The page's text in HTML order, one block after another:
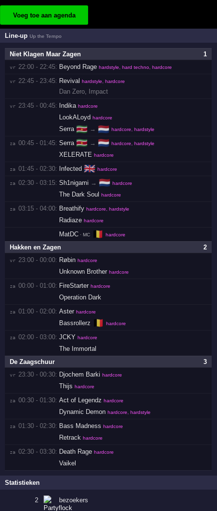
Voeg toe aan agenda
Line-upUp the Tempo
1
Niet Klagen Maar Zagen
vr 22:00 - 22:45: Beyond Rage hardstyle, hard techno, hardcore
vr 22:45 - 23:45: Revival hardstyle, hardcore
Dan Zero Impact
vr 23:45 - 00:45: Indika hardcore
LookALoyd hardcore
Serra 🇸🇷 → 🇳🇱 hardcore, hardstyle
za 00:45 - 01:45: Serra 🇸🇷 → 🇳🇱 hardcore, hardstyle
XELERATE hardcore
za 01:45 - 02:30: Infected 🇬🇧 hardcore
za 02:30 - 03:15: Sh1nigami → 🇳🇱 hardcore
The Dark Soul hardcore
za 03:15 - 04:00: Breathify hardcore, hardstyle
Radiaze hardcore
MatDC · MC 🇧🇪 hardcore
2
Hakken en Zagen
vr 23:00 - 00:00: Røbin hardcore
Unknown Brother hardcore
za 00:00 - 01:00: FireStarter hardcore
Operation Dark
za 01:00 - 02:00: Aster hardcore
Bassrollerz 🇧🇪 hardcore
za 02:00 - 03:00: JCKY hardcore
The Immortal
3
De Zaagschuur
vr 23:30 - 00:30: Djochem Barki hardcore
Thijs hardcore
za 00:30 - 01:30: Act of Legendz hardcore
Dynamic Demon hardcore, hardstyle
za 01:30 - 02:30: Bass Madness hardcore
Retrack hardcore
za 02:30 - 03:30: Death Rage hardcore
Vaikel
Statistieken
2 bezoekers